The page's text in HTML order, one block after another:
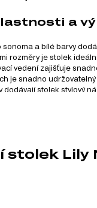
a
sonoma a bílé barvy
rozměry je stolek
vedení zajišťuje
je snadno
dodávají stolek stylový
stolek Lily